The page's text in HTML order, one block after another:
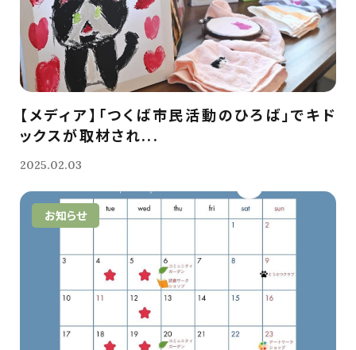
【メディア】「つくば市民活動のひろば」でキド
ックスが取材され...
2025.02.03
お知らせ